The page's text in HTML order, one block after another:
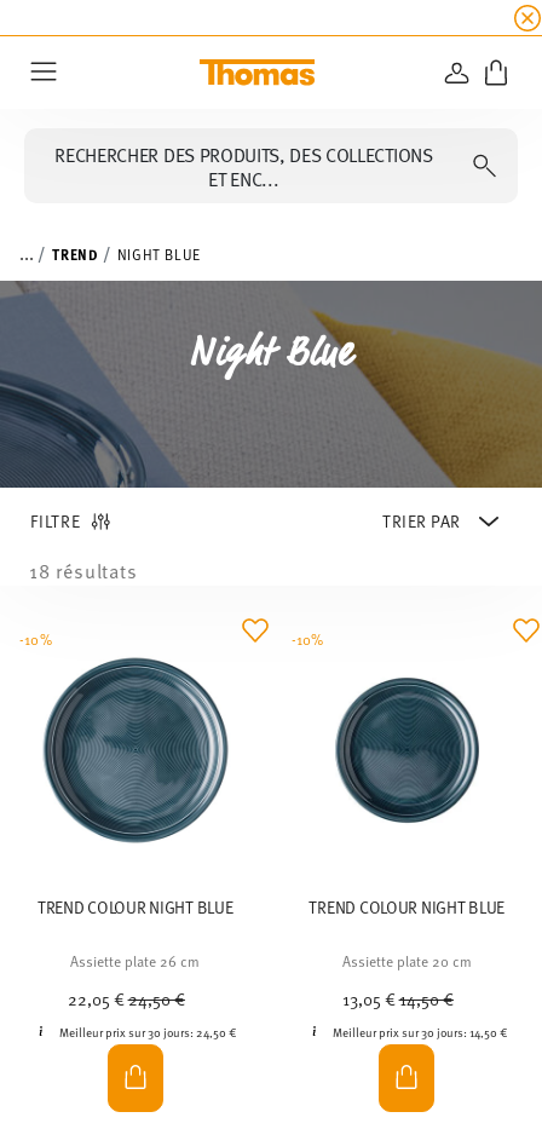
☀️ 45% de réduction sur toutes
RECHERCHER DES PRODUITS, DES COLLECTIONS
ET ENC...
... TREND NIGHT BLUE
Night Blue
FILTRE
18 résultats
TREND COLOUR NIGHT BLUE
Assiette plate 26 cm
22,05 € Price reduced from
24,50 €to
Meilleur prix sur 30 jours:24,50 €
-10%
TREND COLOUR NIGHT BLUE
Assiette plate 20 cm
13,05 € Price reduced from
14,50 €to
Meilleur prix sur 30 jours: 14,50 €
-10%